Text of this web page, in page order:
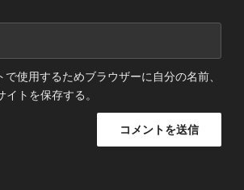
で使用するためブラウザーに自分の名前、
イトを保存する。